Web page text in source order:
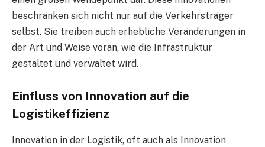
beschränken sich nicht nur auf die Verkehrsträger
selbst. Sie treiben auch erhebliche Veränderungen in
der Art und Weise voran, wie die Infrastruktur
gestaltet und verwaltet wird.
Einfluss von Innovation auf die
Logistikeffizienz
Innovation in der Logistik, oft auch als Innovation